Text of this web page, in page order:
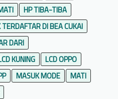
HP TIBA-TIBA
DI BEA CUKAI
DARI
KUNING
LCD OPPO
MASUK MODE
MATI